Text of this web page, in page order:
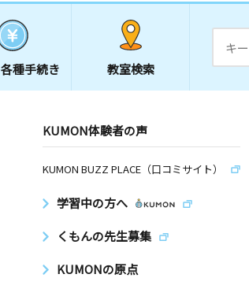
各種手続き 教室検索
KUMON体験者の声
KUMON BUZZ PLACE（口コミサイト）
学習中の方へ
くもんの先生募集
KUMONの原点